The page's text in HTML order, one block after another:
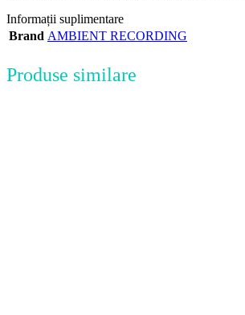
Informații suplimentare
Brand AMBIENT RECORDING
Produse similare